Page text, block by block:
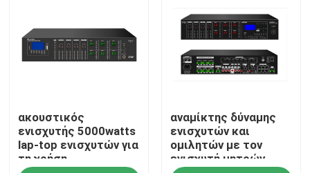
Προϊόντα
Περίπου εμείς
ακουστικός
ενισχυτής 5000watts
lap-top ενισχυτών για
τη χρήση
αναμίκτης δύναμης
ενισχυτών και
ομιλητών με τον
ενισχυτή μητρών